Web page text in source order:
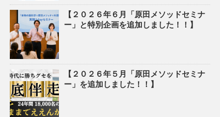
【２０２６年６月「原田メソッドセミナ
ー」と特別企画を追加しました！！】
【２０２６年５月「原田メソッドセミナ
ー」を追加しました！！】